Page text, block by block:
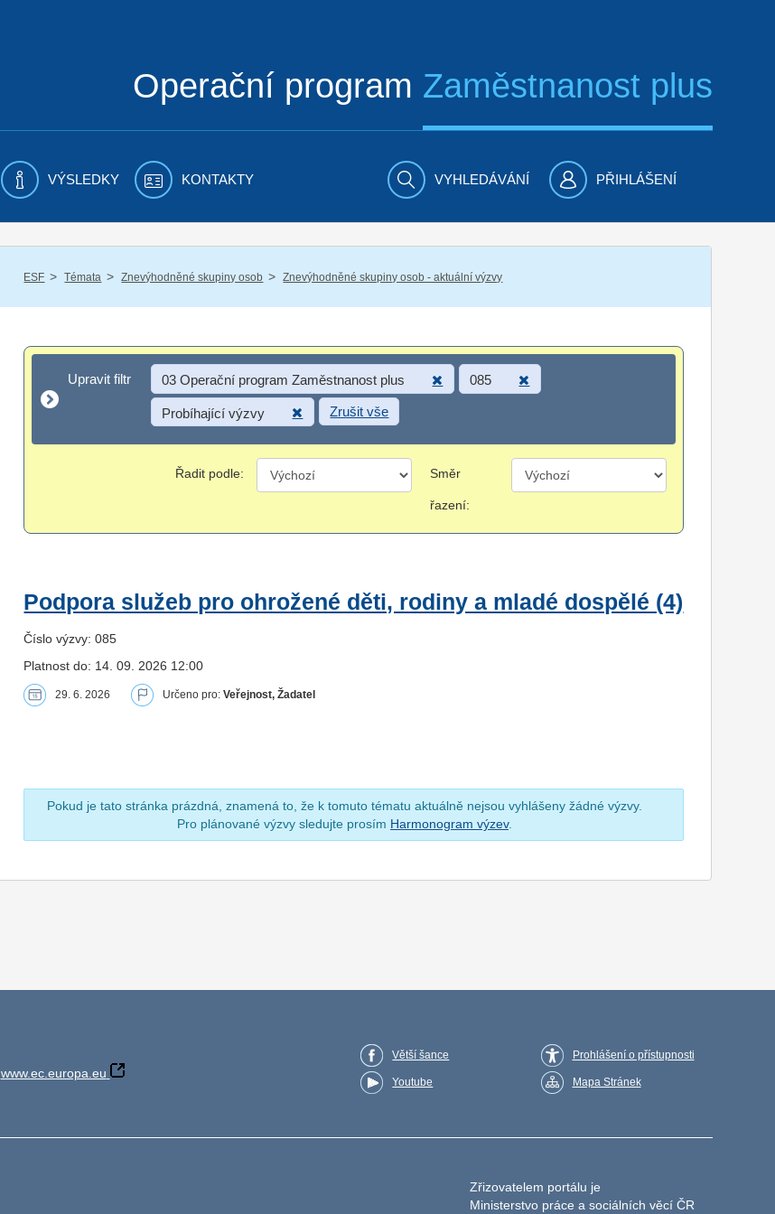
Operační program Zaměstnanost plus
VÝSLEDKY KONTAKTY VYHLEDÁVÁNÍ PŘIHLÁŠENÍ
ESF / Témata / Znevýhodněné skupiny osob / Znevýhodněné skupiny osob - aktuální výzvy
Upravit filtr
Upravit filtr 03 Operační program Zaměstnanost plus 085
Probíhající výzvy Zrušit vše
Řadit podle: Směr
řazení:
Podpora služeb pro ohrožené děti, rodiny a mladé dospělé (4)
Číslo výzvy: 085
Platnost do: 14. 09. 2026 12:00
29. 6. 2026 Určeno pro:Veřejnost, Žadatel
Pokud je tato stránka prázdná, znamená to, že k tomuto tématu aktuálně nejsou vyhlášeny žádné výzvy.
Pro plánované výzvy sledujte prosím Harmonogram výzev.
www.ec.europa.eu
Větší šance
Youtube
Prohlášení o přístupnosti
Mapa Stránek
Zřizovatelem portálu je
Ministerstvo práce a sociálních věcí ČR